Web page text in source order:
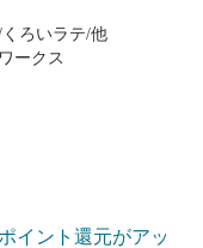
ろいラテ/他
ークス
イント還元がアッ